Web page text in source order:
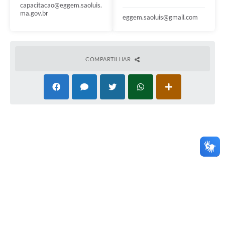
capacitacao@eggem.saoluis.
ma.gov.br
eggem.saoluis@gmail.com
COMPARTILHAR